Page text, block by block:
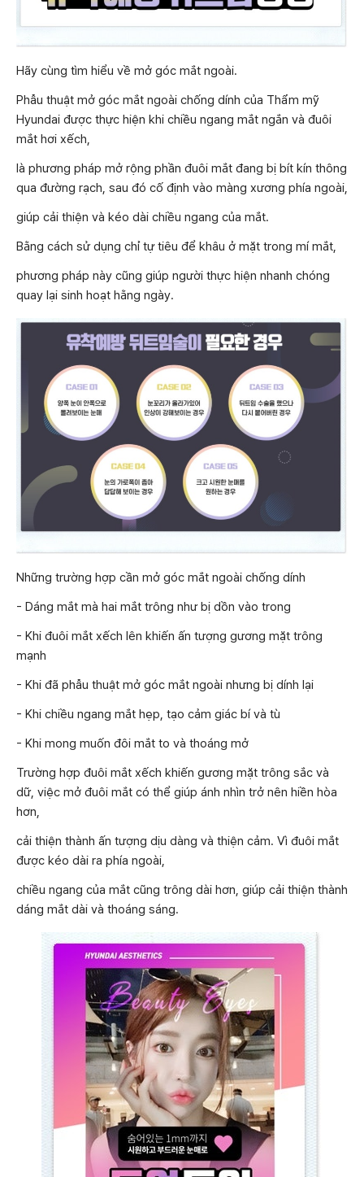
Hãy cùng tìm hiểu về mở góc mắt ngoài.
Phẫu thuật mở góc mắt ngoài chống dính của Thẩm mỹ
Hyundai được thực hiện khi chiều ngang mắt ngắn và đuôi
mắt hơi xếch,
là phương pháp mở rộng phần đuôi mắt đang bị bít kín thông
qua đường rạch, sau đó cố định vào màng xương phía ngoài,
giúp cải thiện và kéo dài chiều ngang của mắt.
Bằng cách sử dụng chỉ tự tiêu để khâu ở mặt trong mí mắt,
phương pháp này cũng giúp người thực hiện nhanh chóng
quay lại sinh hoạt hằng ngày.
Những trường hợp cần mở góc mắt ngoài chống dính
- Dáng mắt mà hai mắt trông như bị dồn vào trong
- Khi đuôi mắt xếch lên khiến ấn tượng gương mặt trông
mạnh
- Khi đã phẫu thuật mở góc mắt ngoài nhưng bị dính lại
- Khi chiều ngang mắt hẹp, tạo cảm giác bí và tù
- Khi mong muốn đôi mắt to và thoáng mở
Trường hợp đuôi mắt xếch khiến gương mặt trông sắc và
dữ, việc mở đuôi mắt có thể giúp ánh nhìn trở nên hiền hòa
hơn,
cải thiện thành ấn tượng dịu dàng và thiện cảm. Vì đuôi mắt
được kéo dài ra phía ngoài,
chiều ngang của mắt cũng trông dài hơn, giúp cải thiện thành
dáng mắt dài và thoáng sáng.